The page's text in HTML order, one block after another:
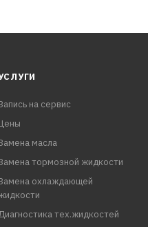
на сервис
масла
тормозной жидкости
охлаждающей
тех.жидкостей